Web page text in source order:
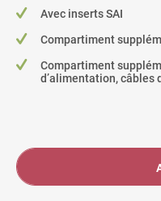
Avec inserts SAI
Compartiment
Compartiment
d’alimentation, câbles